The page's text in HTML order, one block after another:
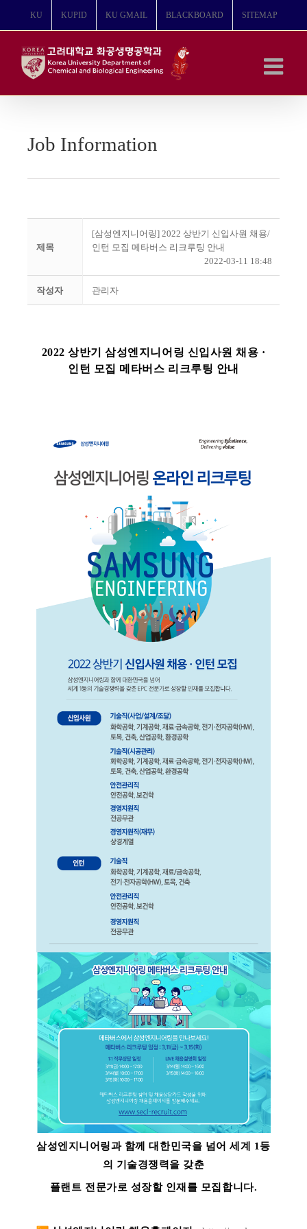
뛰
KU KUPID KU GMAIL BLACKBOARD SITEMAP
Job Information
제목
[삼성엔지니어링] 2022 상반기 신입사원 채용/
인턴 모집 메타버스 리크루팅 안내
2022-03-11 18:48
작성자 관리자
2022 상반기 삼성엔지니어링 신입사원 채용 ·
인턴 모집 메타버스 리크루팅 안내
삼성엔지니어링과 함께 대한민국을 넘어 세계 1등
의 기술경쟁력을 갖춘
플랜트 전문가로 성장할 인재를 모집합니다.